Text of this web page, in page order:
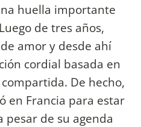
huella importante
de tres años,
amor y desde ahí
cordial basada en
De hecho,
en Francia para estar
pesar de su agenda